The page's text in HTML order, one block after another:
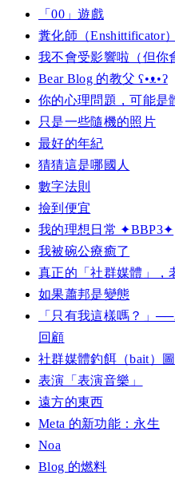
「00」遊戲
糞化師（Enshittificator）
我不會受影響啦（但你
Bear Blog 的教父 ʕ•ᴥ•ʔ
你的心理問題，可能是
只是一些隨機的照片
最好的年紀
猜猜這是哪國人
數字法則
撿到便宜
我的理想日常 ✦BBP3✦
我被碗公療癒了
真正的「社群媒體」，
如果蕭邦是變態
「只有我這樣嗎？」
回顧
社群媒體釣餌（bait）
表演「表演音樂」
遠方的東西
Meta 的新功能：永生
Noa
Blog 的燃料